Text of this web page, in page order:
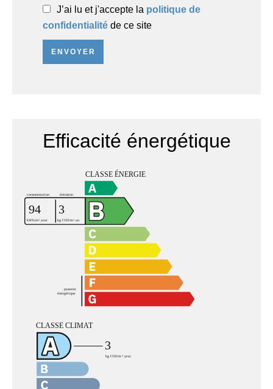
J’ai lu et j'accepte la politique de
confidentialité de ce site
ENVOYER
Efficacité énergétique